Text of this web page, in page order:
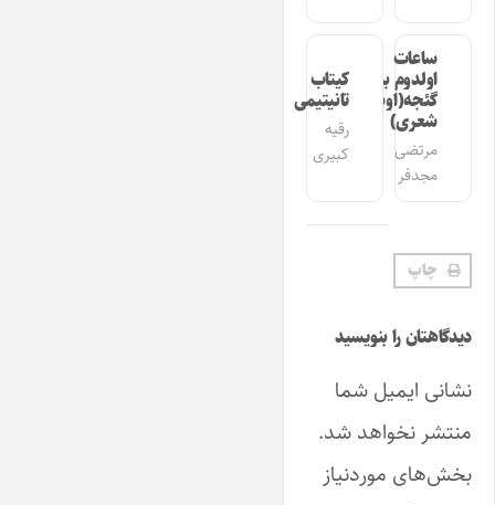
ساعات
اولدوم بیر
گئجه(اوشاق
شعری)
مرتضی
مجدفر
کیتاب
تانیتیمی
رقیه
کبیری
چاپ
دیدگاهتان را بنویسید
نشانی ایمیل شما
منتشر نخواهد شد.
بخش‌های موردنیاز